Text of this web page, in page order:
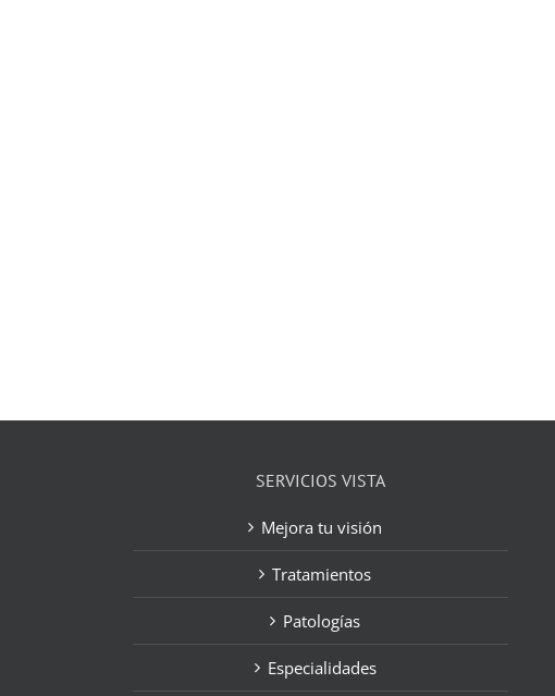
SERVICIOS VISTA
Mejora tu visión
Tratamientos
Patologías
Especialidades